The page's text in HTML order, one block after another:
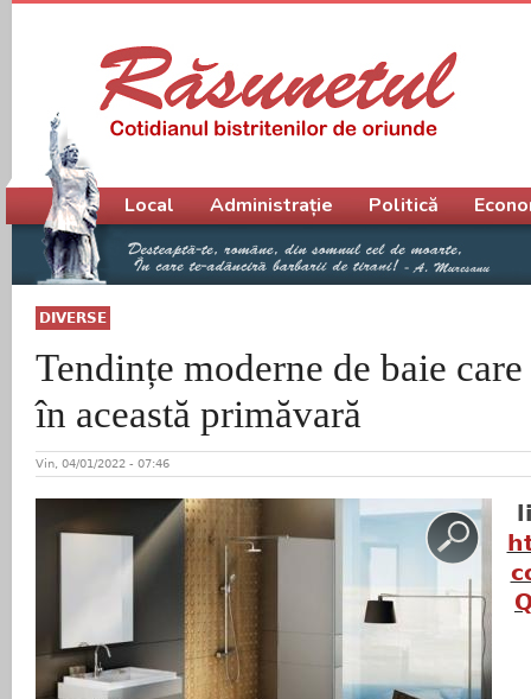
DIVERSE
Tendințe moderne de baie
în această primăvară
Vin, 04/01/2022 - 07:46
Meniu principal
Local Administrație Politică